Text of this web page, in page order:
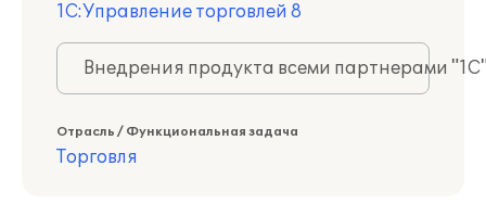
1С:Управление торговлей 8
Внедрения продукта всеми партнерами
Отрасль / Функциональная задача
Торговля